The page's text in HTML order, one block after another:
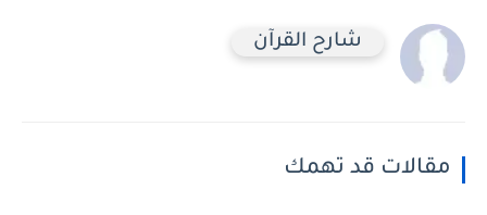
شارح القرآن
مقالات قد تهمك